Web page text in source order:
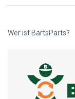
Wer ist BartsParts?